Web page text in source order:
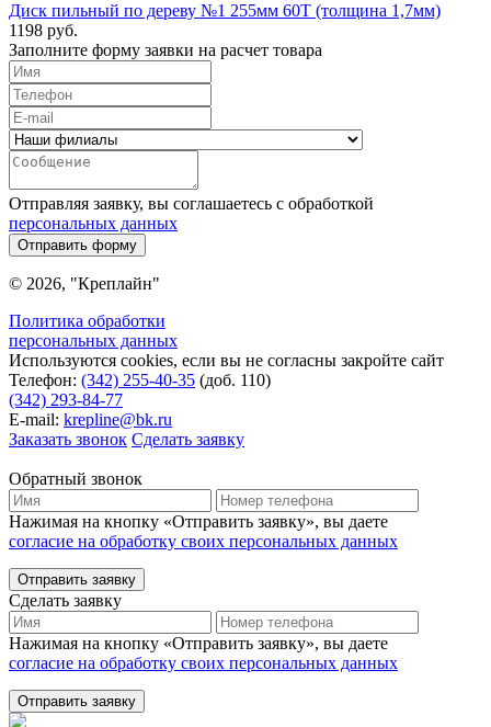
Диск пильный по дереву №1 255мм 60T (толщина 1,7мм)
1198 руб.
Заполните форму заявки на расчет товара
Отправляя заявку, вы соглашаетесь с обработкой
персональных данных
Отправить форму
© 2026, "Креплайн"
Политика обработки
персональных данных
Используются cookies, если вы не согласны закройте сайт
Телефон: (342) 255-40-35 (доб. 110)
(342) 293-84-77
E-mail: krepline@bk.ru
Заказать звонок Сделать заявку
Обратный звонок
Нажимая на кнопку «Отправить заявку», вы даете
согласие на обработку своих персональных данных
Отправить заявку
Сделать заявку
Нажимая на кнопку «Отправить заявку», вы даете
согласие на обработку своих персональных данных
Отправить заявку